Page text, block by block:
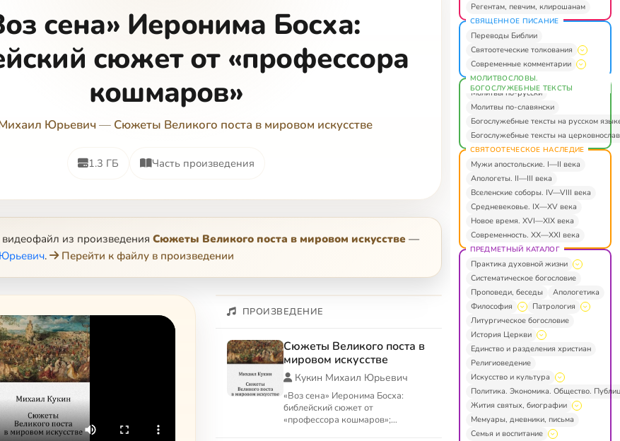
сена» Иеронима Босха:
сюжет от «профессора
кошмаров»
Юрьевич— Сюжеты Великого поста в мировом искусстве
1.3 ГБ Часть произведения
из произведения Сюжеты Великого поста в мировом искусстве —
. Перейти к файлу в произведении
ПРОИЗВЕДЕНИЕ
Сюжеты Великого поста в
мировом искусстве
Кукин Михаил Юрьевич
«Воз сена» Иеронима Босха:
библейский сюжет от
«профессора кошмаров»;
Регентам, певчим, клирошанам
СВЯЩЕННОЕ ПИСАНИЕ
Переводы Библии
Святоотеческие толкования
Современные комментарии
МОЛИТВОСЛОВЫ.
БОГОСЛУЖЕБНЫЕ ТЕКСТЫ
Молитвы по-русски
Молитвы по-славянски
Богослужебные тексты на русском
Богослужебные тексты на
СВЯТООТЕЧЕСКОЕ НАСЛЕДИЕ
Мужи апостольские. I—II века
Апологеты. II—III века
Вселенские соборы. IV—VIII века
Средневековье. IX—XV века
Новое время. XVI—XIX века
Современность. XX—XXI века
ПРЕДМЕТНЫЙ КАТАЛОГ
Практика духовной жизни
Систематическое богословие
Проповеди, беседы
Апологетика
Философия
Патрология
Литургическое богословие
История Церкви
Единство и разделения христиан
Религиоведение
Искусство и культура
Политика. Экономика. Общество.
Жития святых, биографии
Мемуары, дневники, письма
Семья и воспитание